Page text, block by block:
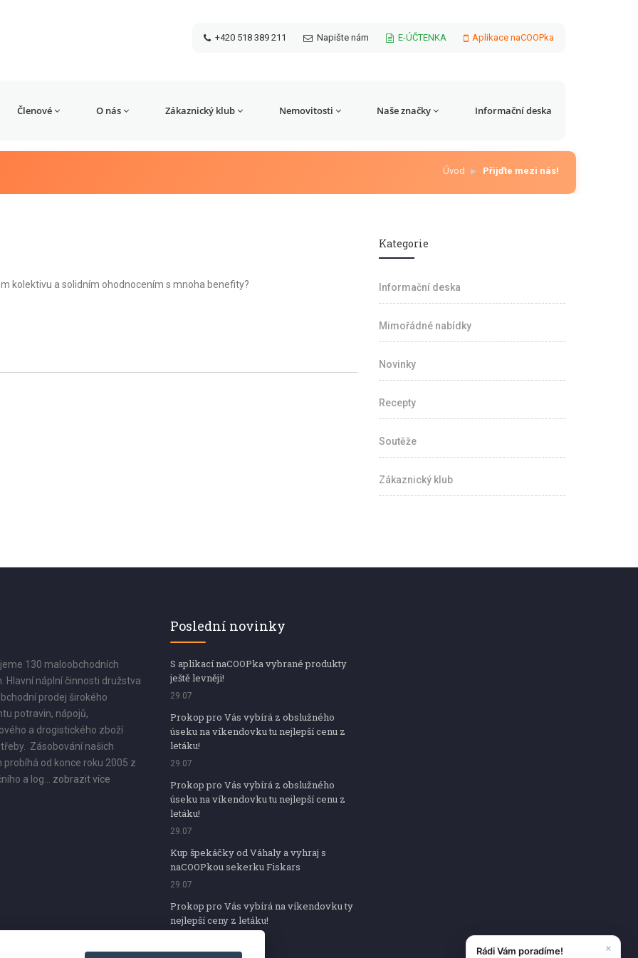
+420 518 389 211 Napište nám E-ÚČTENKA Aplikace naCOOPka
Členové O nás Zákaznický klub Nemovitosti Naše značky Informační deska
Úvod Přijďte mezi nás!
kolektivu a solidním ohodnocením s mnoha benefity?
Kategorie
Informační deska
Mimořádné nabídky
Novinky
Recepty
Soutěže
Zákaznický klub
130 maloobchodních
Hlavní náplní činnosti družstva
prodej širokého
potravin, nápojů,
a drogistického zboží
Zásobování našich
probíhá od konce roku 2005 z
a log... zobrazit více
Poslední novinky
S aplikací naCOOPka vybrané produkty
ještě levněji!
29.07
Prokop pro Vás vybírá z obslužného
úseku na víkendovku tu nejlepší cenu z
letáku!
29.07
Prokop pro Vás vybírá z obslužného
úseku na víkendovku tu nejlepší cenu z
letáku!
29.07
Kup špekáčky od Váhaly a vyhraj s
naCOOPkou sekerku Fiskars
29.07
Prokop pro Vás vybírá na víkendovku ty
nejlepší ceny z letáku!